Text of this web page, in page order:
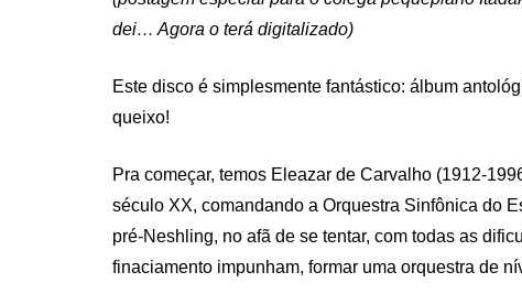
dei… Agora o terá digitalizado)
Este disco é simplesmente fantástico: álbum
queixo!
Pra começar, temos Eleazar de Carvalho (1912-
século XX, comandando a Orquestra Sinfônica do
pré-Neshling, no afã de se tentar, com todas as
finaciamento impunham, formar uma orquestra de